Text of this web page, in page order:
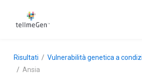
Risultati
Vulnerabilità genetica a
Ansia